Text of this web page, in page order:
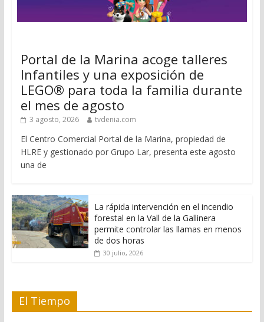
Portal de la Marina acoge talleres
Infantiles y una exposición de
LEGO® para toda la familia durante
el mes de agosto
3 agosto, 2026 tvdenia.com
El Centro Comercial Portal de la Marina, propiedad de
HLRE y gestionado por Grupo Lar, presenta este agosto
una de
La rápida intervención en el incendio
forestal en la Vall de la Gallinera
permite controlar las llamas en menos
de dos horas
30 julio, 2026
El Tiempo